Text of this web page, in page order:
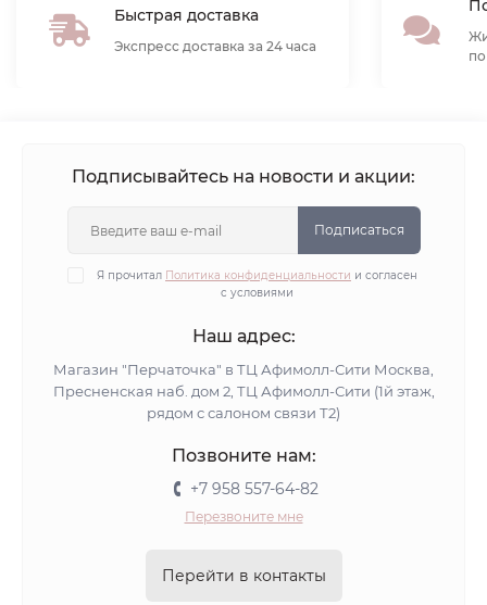
Быстрая доставка
Экспресс доставка за 24 часа
Подписывайтесь на новости и акции:
Подписаться
Я прочитал Политика конфиденциальности и согласен
с условиями
Наш адрес:
Магазин "Перчаточка" в ТЦ Афимолл-Сити Москва,
Пресненская наб. дом 2, ТЦ Афимолл-Сити (1й этаж,
рядом с салоном связи Т2)
Позвоните нам:
+7 958 557-64-82
Перезвоните мне
Перейти в контакты